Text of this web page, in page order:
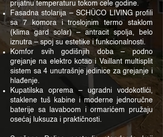
prijatnu temperaturu tokom cele godine.
Fasadna stolarija – SCHÜCO LIVING profili
sa 7 komora i troslojnim termo staklom
(klima gard solar) – antracit spolja, belo
iznutra – spoj su estetike i funkcionalnosti.
Komfor svih godišnjih doba – podno
grejanje na elektro kotao i Vaillant multisplit
sistem sa 4 unutrašnje jedinice za grejanje i
hlađenje.
Kupatilska oprema – ugradni vodokotlići,
staklene tuš kabine i moderne jednoručne
baterije sa lavaboom i ormarićem pružaju
osećaj luksuza i praktičnosti.